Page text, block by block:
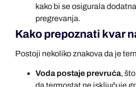
kako bi se osigurala
pregrevanja.
Kako prepoznati kvar
Postoji nekoliko znakova da je
Voda postaje prevruća,
da termostat ne isključuje